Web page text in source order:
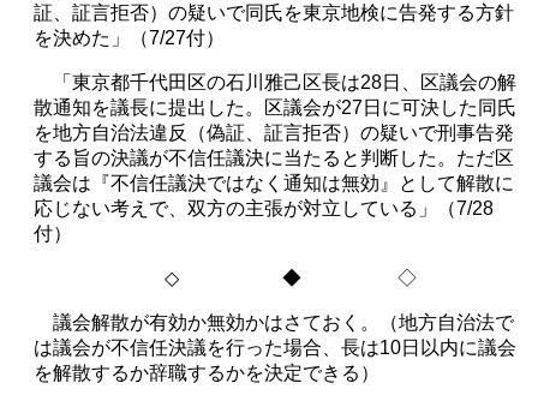
証、証言拒否）の疑いで同氏を東京地検に告発する方針
を決めた」（7/27付）
「東京都千代田区の石川雅己区長は28日、区議会の解
散通知を議長に提出した。区議会が27日に可決した同氏
を地方自治法違反（偽証、証言拒否）の疑いで刑事告発
する旨の決議が不信任議決に当たると判断した。ただ区
議会は『不信任議決ではなく通知は無効』として解散に
応じない考えで、双方の主張が対立している」（7/28
付）
◇ ◆ ◇
議会解散が有効か無効かはさておく。（地方自治法で
は議会が不信任決議を行った場合、長は10日以内に議会
を解散するか辞職するかを決定できる）